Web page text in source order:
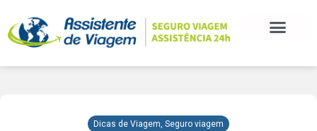
Dicas de Viagem, Seguro viagem